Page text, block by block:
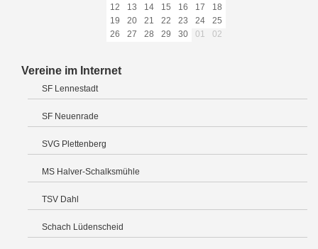
12
13 14 15 16 17
18
19
20 21 22 23 24
25
26
27 28 29 30 01 02
Vereine im Internet
SF Lennestadt
SF Neuenrade
SVG Plettenberg
MS Halver-Schalksmühle
TSV Dahl
Schach Lüdenscheid